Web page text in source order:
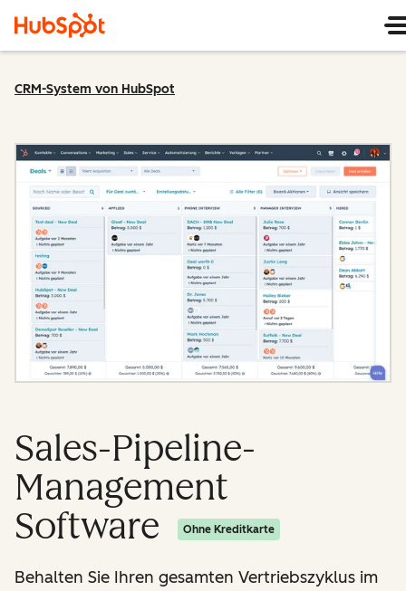
CRM-System von HubSpot
Sales-Pipeline-
Management
Software
Ohne Kreditkarte
Behalten Sie Ihren gesamten Vertriebszyklus im